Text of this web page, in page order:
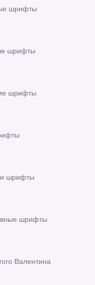
шрифты
шрифты
шрифты
шрифты
шрифты
Валентина